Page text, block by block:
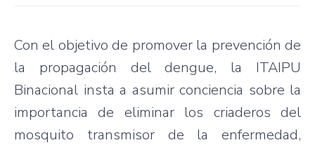
Con el objetivo de promover la prevención de
la propagación del dengue, la ITAIPU
Binacional insta a asumir conciencia sobre la
importancia de eliminar los criaderos del
mosquito transmisor de la enfermedad,